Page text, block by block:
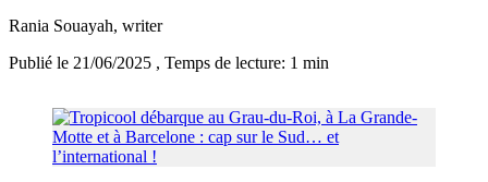
Rania Souayah, writer
Publié le 21/06/2025 , Temps de lecture: 1 min